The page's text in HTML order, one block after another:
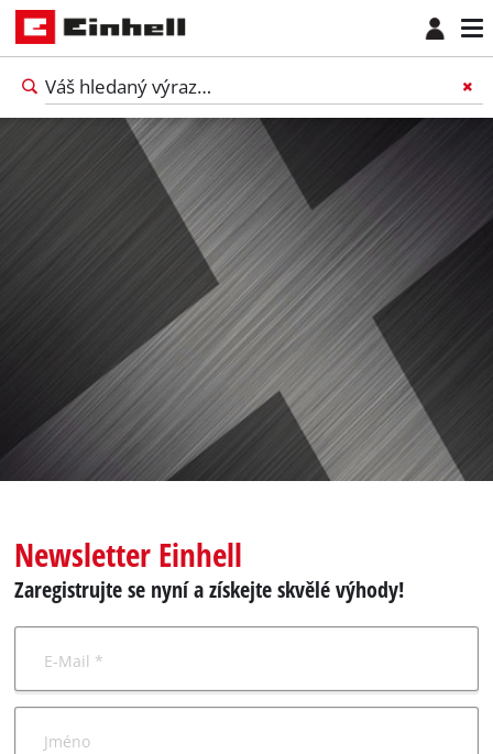
English
Deutsch
Newsletter Einhell
Zaregistrujte se nyní a získejte skvělé výhody!
E-Mail *
Jméno